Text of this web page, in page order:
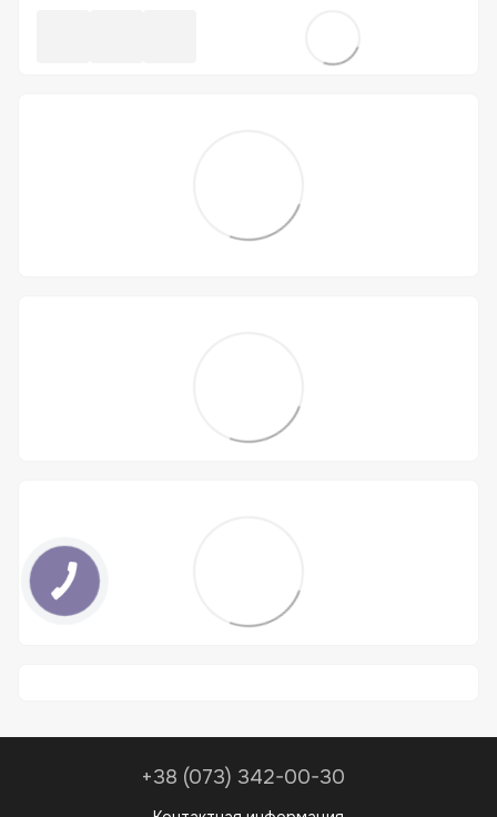
+38 (073) 342-00-30